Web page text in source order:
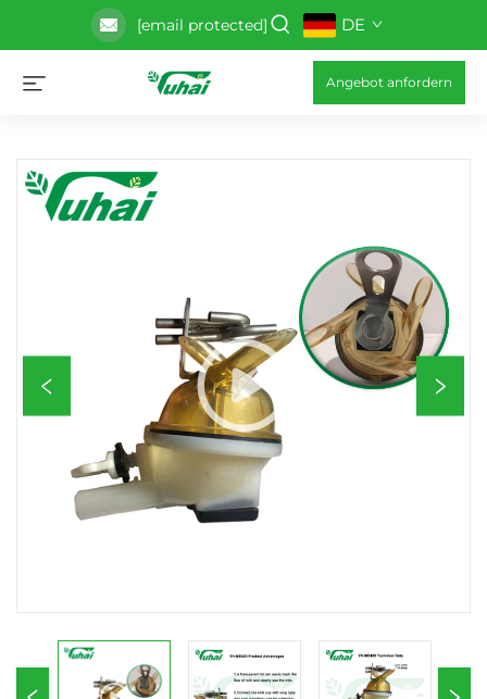
[email protected] DE
Angebot anfordern